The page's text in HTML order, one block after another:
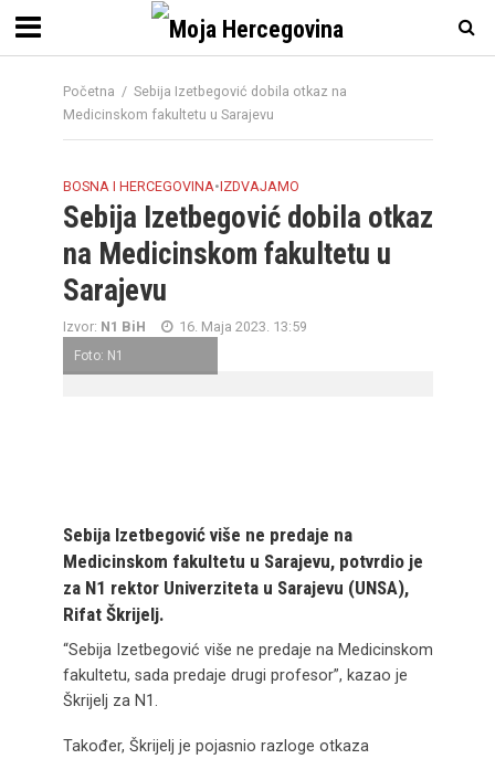
Početna / Sebija Izetbegović dobila otkaz na
Medicinskom fakultetu u Sarajevu
BOSNA I HERCEGOVINA•IZDVAJAMO
Sebija Izetbegović dobila otkaz
na Medicinskom fakultetu u
Sarajevu
Izvor: N1 BiH 16. Maja 2023. 13:59
Foto: N1
Sebija Izetbegović više ne predaje na
Medicinskom fakultetu u Sarajevu, potvrdio je
za N1 rektor Univerziteta u Sarajevu (UNSA),
Rifat Škrijelj.
“Sebija Izetbegović više ne predaje na Medicinskom
fakultetu, sada predaje drugi profesor”, kazao je
Škrijelj za N1.
Također, Škrijelj je pojasnio razloge otkaza